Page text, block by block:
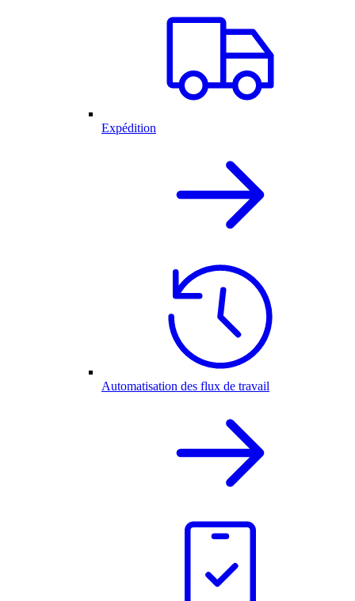
Expédition
Automatisation des flux de travail